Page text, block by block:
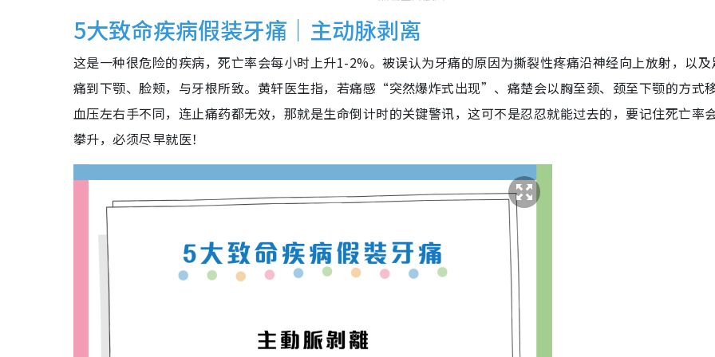
5大致命疾病假装牙痛｜主动脉剥离
这是一种很危险的疾病，死亡率会每小时上升1-2%。被误认为牙痛的原因为撕裂性疼痛沿神经向上放射，以及
痛到下颚、脸颊，与牙根所致。黄轩医生指，若痛感“突然爆炸式出现”、痛楚会以胸至颈、颈至下颚的方式移
血压左右手不同，连止痛药都无效，那就是生命倒计时的关键警讯，这可不是忍忍就能过去的，要记住死亡率
攀升，必须尽早就医！